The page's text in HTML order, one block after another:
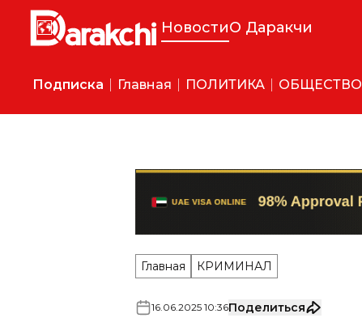
НовостиО Даракчи
Подписка Главная ПОЛИТИКА ОБЩЕСТВО
Главная КРИМИНАЛ
16 06 2025 10:36Поделиться